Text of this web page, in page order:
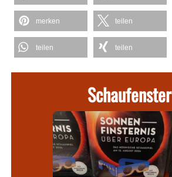
merken teilen
teilen teilen
Schaufenster